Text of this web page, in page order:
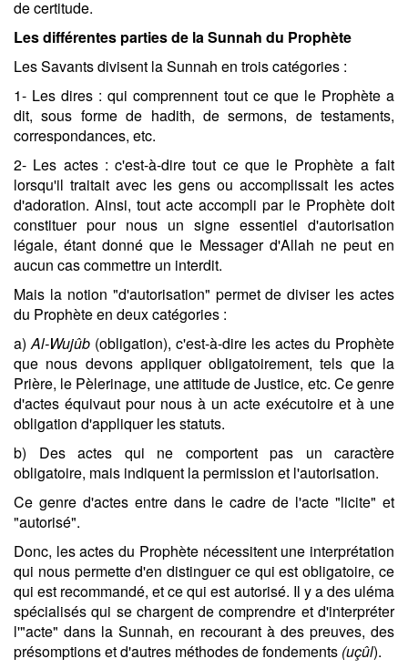
de certitude.
Les différentes parties de la Sunnah du Prophète
Les Savants divisent la Sunnah en trois catégories :
1- Les dires : qui comprennent tout ce que le Prophète a
dit, sous forme de hadith, de sermons, de testaments,
correspondances, etc.
2- Les actes : c'est-à-dire tout ce que le Prophète a fait
lorsqu'il traitait avec les gens ou accomplissait les actes
d'adoration. Ainsi, tout acte accompli par le Prophète doit
constituer pour nous un signe essentiel d'autorisation
légale, étant donné que le Messager d'Allah ne peut en
aucun cas commettre un interdit.
Mais la notion "d'autorisation" permet de diviser les actes
du Prophète en deux catégories :
a)Al-Wujûb (obligation), c'est-à-dire les actes du Prophète
que nous devons appliquer obligatoirement, tels que la
Prière, le Pèlerinage, une attitude de Justice, etc. Ce genre
d'actes équivaut pour nous à un acte exécutoire et à une
obligation d'appliquer les statuts.
b) Des actes qui ne comportent pas un caractère
obligatoire, mais indiquent la permission et l'autorisation.
Ce genre d'actes entre dans le cadre de l'acte "licite" et
"autorisé".
Donc, les actes du Prophète nécessitent une interprétation
qui nous permette d'en distinguer ce qui est obligatoire, ce
qui est recommandé, et ce qui est autorisé. Il y a des uléma
spécialisés qui se chargent de comprendre et d'interpréter
l'"acte" dans la Sunnah, en recourant à des preuves, des
présomptions et d'autres méthodes de fondements (uçûl).